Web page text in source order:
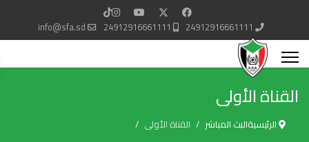
24912916661111
24912916661111
info@sfa.sd
القناة الأولى
الرئيسيةالبث المباشر القناة الأولى